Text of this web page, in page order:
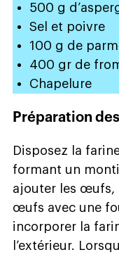
500 g
Sel et poivre
100 g de
400 gr de
Chapelure
Préparation
Disposez la
formant un
ajouter les œufs,
œufs avec une
incorporer la
l’extérieur.